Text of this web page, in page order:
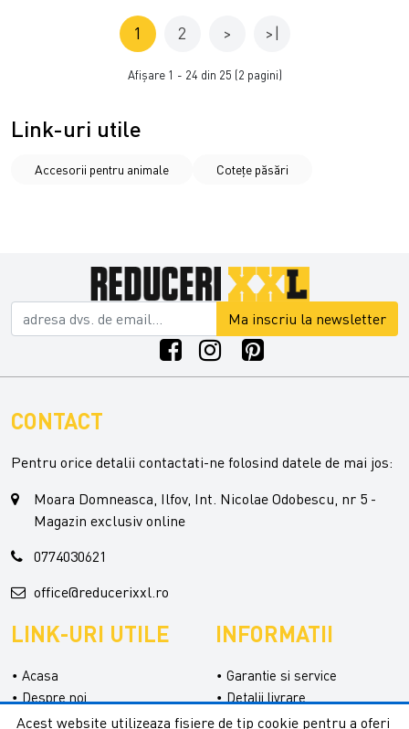
1 2 > >|
Afişare 1 - 24 din 25 (2 pagini)
Link-uri utile
Accesorii pentru animale Cotețe păsări
Ma inscriu la newsletter
CONTACT
Pentru orice detalii contactati-ne folosind datele de mai jos:
Moara Domneasca, Ilfov, Int. Nicolae Odobescu, nr 5 -
Magazin exclusiv online
0774030621
office@reducerixxl.ro
LINK-URI UTILE
Acasa
Despre noi
Categorii
INFORMATII
Garantie si service
Detalii livrare
Confidentialitate
Acest website utilizeaza fisiere de tip cookie pentru a oferi